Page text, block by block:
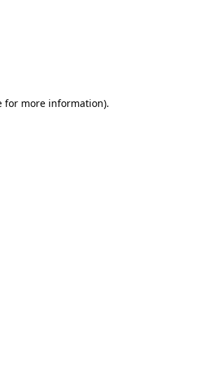
for more information).